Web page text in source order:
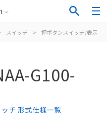
スイッチ > 押ボタンスイッチ/表示灯
G100-
チ 形式仕様一覧